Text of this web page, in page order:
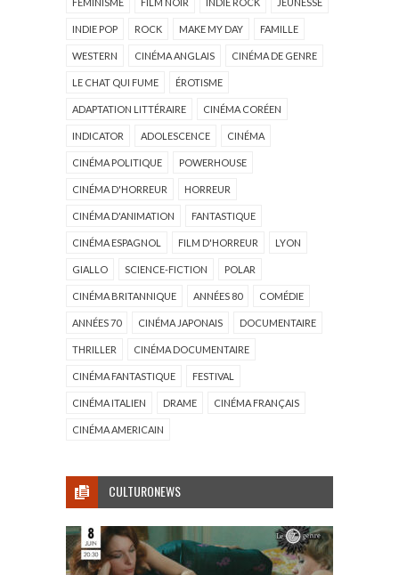
INDIE POP ROCK MAKE MY DAY FAMILLE
WESTERN CINÉMA ANGLAIS CINÉMA DE GENRE
LE CHAT QUI FUME ÉROTISME
ADAPTATION LITTÉRAIRE CINÉMA CORÉEN
INDICATOR ADOLESCENCE CINÉMA
CINÉMA POLITIQUE POWERHOUSE
CINÉMA D'HORREUR HORREUR
CINÉMA D'ANIMATION FANTASTIQUE
CINÉMA ESPAGNOL FILM D'HORREUR LYON
GIALLO SCIENCE-FICTION POLAR
CINÉMA BRITANNIQUE ANNÉES 80 COMÉDIE
ANNÉES 70 CINÉMA JAPONAIS DOCUMENTAIRE
THRILLER CINÉMA DOCUMENTAIRE
CINÉMA FANTASTIQUE FESTIVAL
CINÉMA ITALIEN DRAME CINÉMA FRANÇAIS
CINÉMA AMERICAIN
CULTURONEWS